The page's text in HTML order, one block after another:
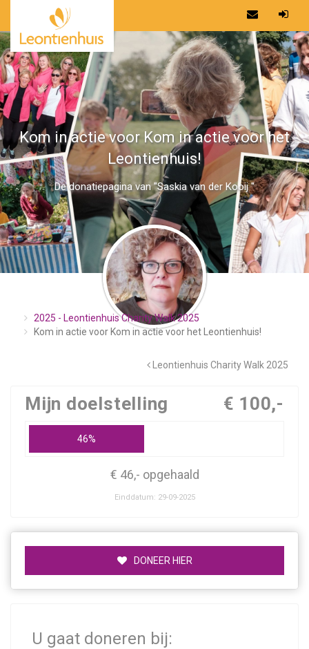
Kom in actie voor Kom in actie voor het
Leontienhuis!
De donatiepagina van "Saskia van der Kooij "
2025 - Leontienhuis Charity Walk 2025
Kom in actie voor Kom in actie voor het Leontienhuis!
Leontienhuis Charity Walk 2025
Mijn doelstelling € 100,-
46%
€ 46,- opgehaald
Einddatum: 29-09-2025
DONEER HIER
U gaat doneren bij: